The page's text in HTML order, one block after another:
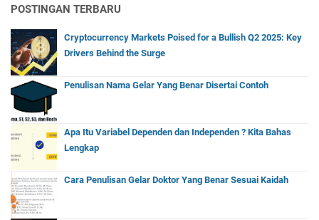
POSTINGAN TERBARU
Cryptocurrency Markets Poised for a Bullish Q2 2025: Key
Drivers Behind the Surge
Penulisan Nama Gelar Yang Benar Disertai Contoh
Apa Itu Variabel Dependen dan Independen ? Kita Bahas
Lengkap
Cara Penulisan Gelar Doktor Yang Benar Sesuai Kaidah